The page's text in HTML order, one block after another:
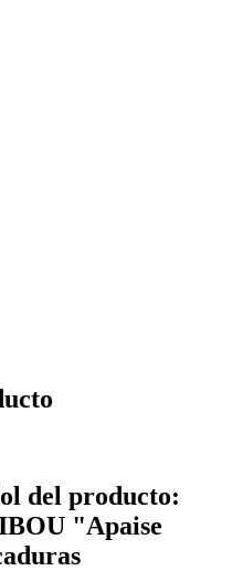
del producto:
"Apaise